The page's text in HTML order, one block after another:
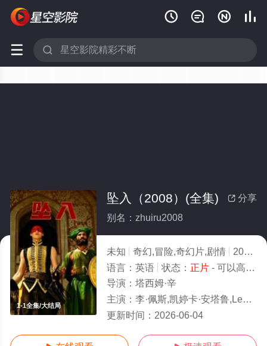
   
 
1-1全集/大结局
 分享
坠入（2008）(全集)
别名：zhuiru2008
未知 奇幻,冒险,奇幻片,剧情 2026
语言： 英语 状态： 正片- 可以高清免费在线观看
导演： 塔西姆·辛
主演： 李·佩斯,凯婷卡·安塔鲁,Leo,Bill,Robin,Smith
更新时间： 2026-06-04